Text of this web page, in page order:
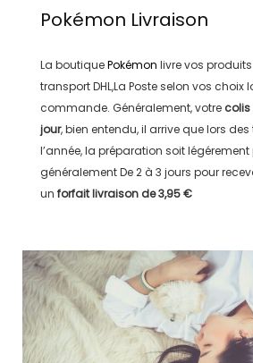
Pokémon Livraison
La boutiquePokémon livre vos
transportDHL,La Posteselon vos choix
commande. Généralement, votre colis
jour, bien entendu, il arrive que lors
l’année, la préparation soit
généralementDe 2 à 3 jours pour
un forfait livraison de3,95 €